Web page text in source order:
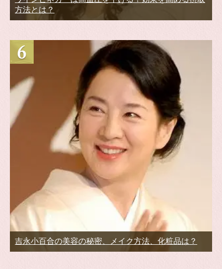
方法とは？
吉永小百合の美容の秘密、メイク方法、化粧品は？